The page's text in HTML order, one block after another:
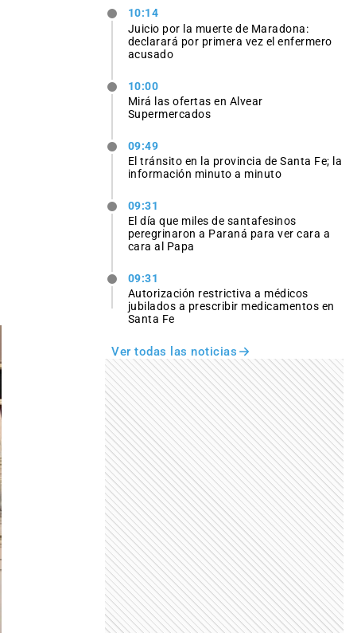
10:14
Juicio por la muerte de Maradona:
declarará por primera vez el enfermero
acusado
10:00
Mirá las ofertas en Alvear
Supermercados
09:49
El tránsito en la provincia de Santa Fe; la
información minuto a minuto
09:31
El día que miles de santafesinos
peregrinaron a Paraná para ver cara a
cara al Papa
09:31
Autorización restrictiva a médicos
jubilados a prescribir medicamentos en
Santa Fe
Ver todas las noticias